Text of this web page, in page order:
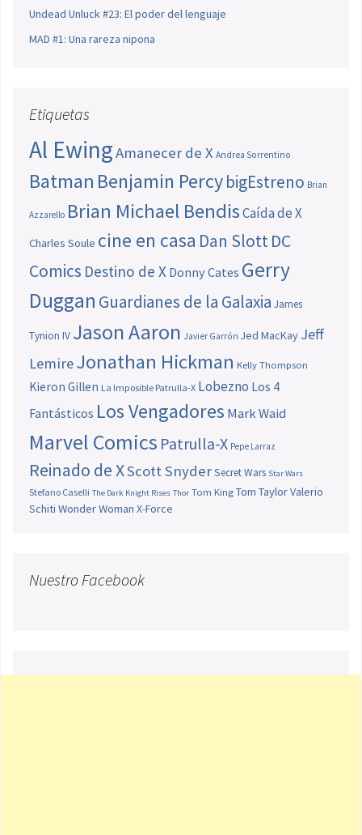
Undead Unluck #23: El poder del lenguaje
MAD #1: Una rareza nipona
Etiquetas
Al EwingAmanecer de X Andrea Sorrentino
Batman Benjamin PercybigEstreno Brian
Azzarello Brian Michael BendisCaída de X
Charles Soule cine en casa Dan SlottDC
Comics Destino de X Donny Cates Gerry
Duggan Guardianes de la Galaxia James
Tynion IV Jason Aaron Javier Garrón Jed MacKay Jeff
LemireJonathan Hickman Kelly Thompson
Kieron Gillen La Imposible Patrulla-X Lobezno Los 4
Fantásticos Los Vengadores Mark Waid
Marvel Comics Patrulla-X Pepe Larraz
Reinado de XScott SnyderSecret Wars Star Wars
Stefano Caselli The Dark Knight Rises Thor Tom King Tom TaylorValerio
Schiti Wonder Woman X-Force
Nuestro Facebook